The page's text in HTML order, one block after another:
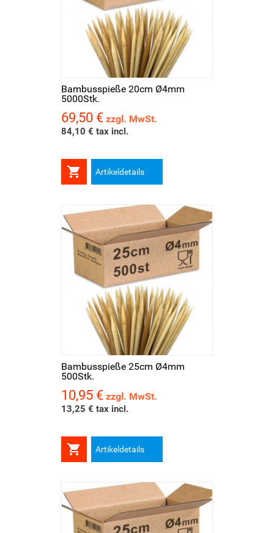
Bambusspieße 20cm Ø4mm
5000Stk.
Preis
69,50 € zzgl. MwSt.
84,10 € tax incl.
 Artikeldetails
Bambusspieße 25cm Ø4mm
500Stk.
Preis
10,95 € zzgl. MwSt.
13,25 € tax incl.
 Artikeldetails